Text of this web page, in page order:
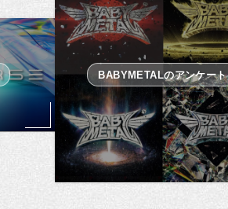
BABYMETALのアンケート